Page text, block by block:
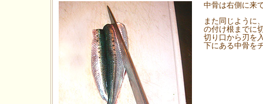
中骨は右側に来
また同じように
の付け根までに
切り口から刃を
下にある中骨を